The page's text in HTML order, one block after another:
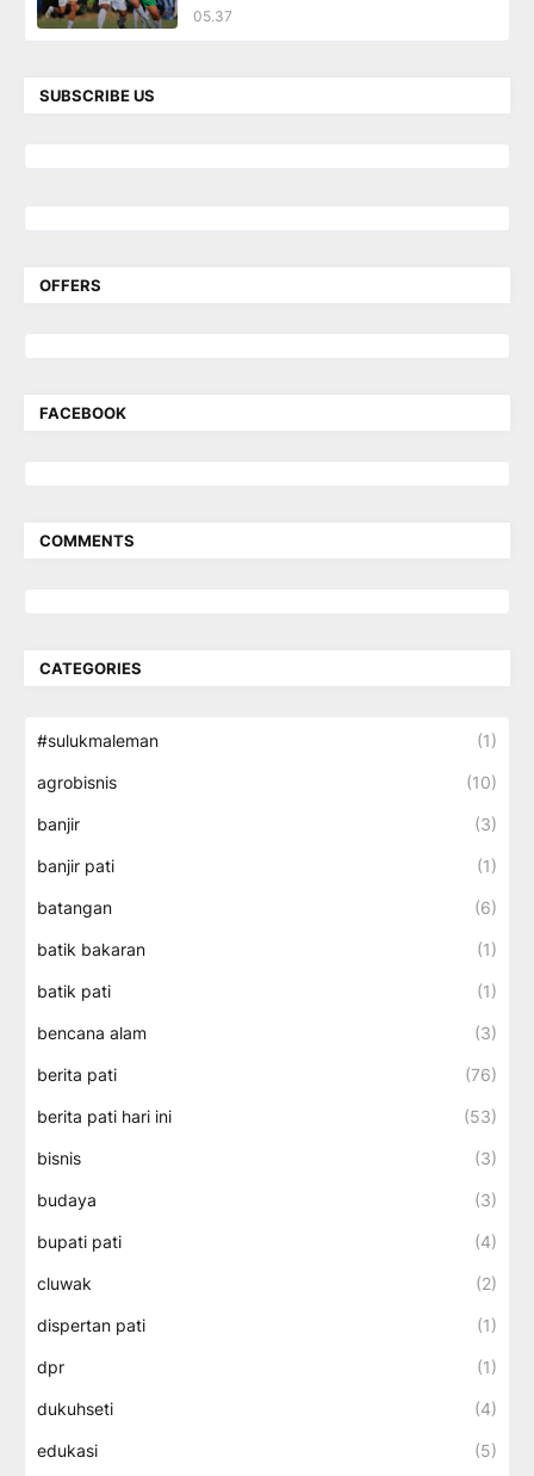
05.37
SUBSCRIBE US
OFFERS
FACEBOOK
COMMENTS
CATEGORIES
#sulukmaleman (1)
agrobisnis (10)
banjir (3)
banjir pati (1)
batangan (6)
batik bakaran (1)
batik pati (1)
bencana alam (3)
berita pati (76)
berita pati hari ini (53)
bisnis (3)
budaya (3)
bupati pati (4)
cluwak (2)
dispertan pati (1)
dpr (1)
dukuhseti (4)
edukasi (5)